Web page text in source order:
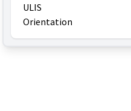
ULIS
Orientation